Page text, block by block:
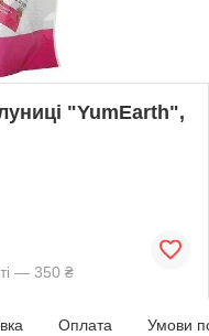
"YumEarth",
— 350 ₴
Оплата Умови